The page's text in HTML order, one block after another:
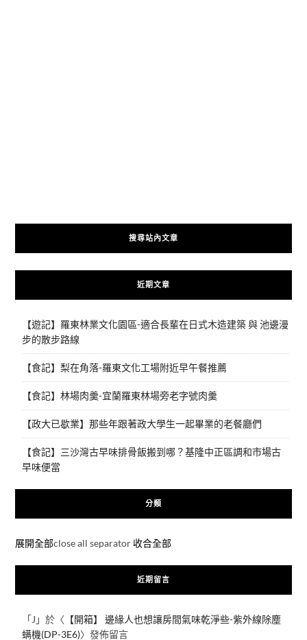
搜尋站內文章
近期文章
【遊記】羅東林業文化園區-適合長輩在日式木造建築 與 池邊漫
步的散步路線
【食記】梨在角落-羅東文化工場附近早午餐推薦
【食記】林場肉羹-宜蘭羅東林場旁老字號肉羹
【政大已歇業】那些年跟著政大學生一起畢業的老餐廳們
【食記】三沙灣古早味排骨飯搬到哪？基隆中正區調和市場古
早味便當
分類
展開全部close all separator 收合全部
近期留言
「J 」於〈 【開箱】 邊緣人也想讓房間氣味乾淨些-紫外線除塵
螨機(DP-3E6)〉發佈留言